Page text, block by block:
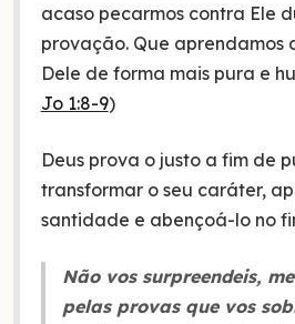
acaso pecarmos contra Ele
provação. Que aprendamos
Dele de forma mais pura e
Jo 1:8-9)
Deus prova o justo a fim de
transformar o seu caráter,
santidade e abençoá-lo no
Não vos surpreendeis,
pelas provas que vos